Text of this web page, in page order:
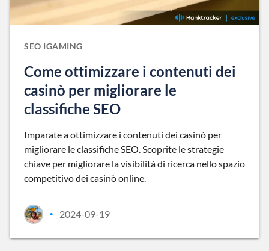
SEO IGAMING
Come ottimizzare i contenuti dei
casinò per migliorare le
classifiche SEO
Imparate a ottimizzare i contenuti dei casinò per
migliorare le classifiche SEO. Scoprite le strategie
chiave per migliorare la visibilità di ricerca nello spazio
competitivo dei casinò online.
• 2024-09-19